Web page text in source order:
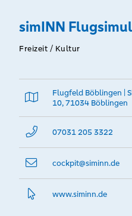
simINN
Freizeit / Kultur
Flugfeld Böblingen |
10, 71034 Böblingen
07031 205 3322
cockpit@­siminn.de
www.­siminn.­de